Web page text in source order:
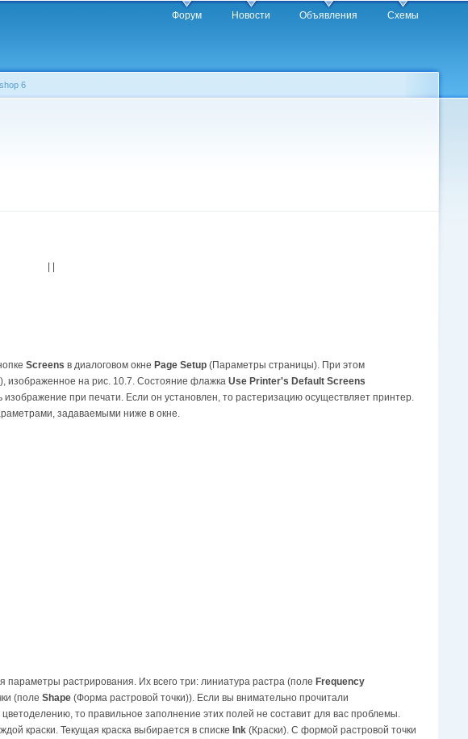
Форум Новости Объявления Схемы
6
| |
Screens в диалоговом окне Page Setup (Параметры страницы). При этом
изображенное на рис. 10.7. Состояние флажка Use Printer's Default Screens
при печати. Если он установлен, то растеризацию осуществляет принтер.
задаваемыми ниже в окне.
растрирования. Их всего три: линиатура растра (поле Frequency
(поле Shape (Форма растровой точки)). Если вы внимательно прочитали
то правильное заполнение этих полей не составит для вас проблемы.
краски. Текущая краска выбирается в списке Ink (Краски). С формой растровой точки